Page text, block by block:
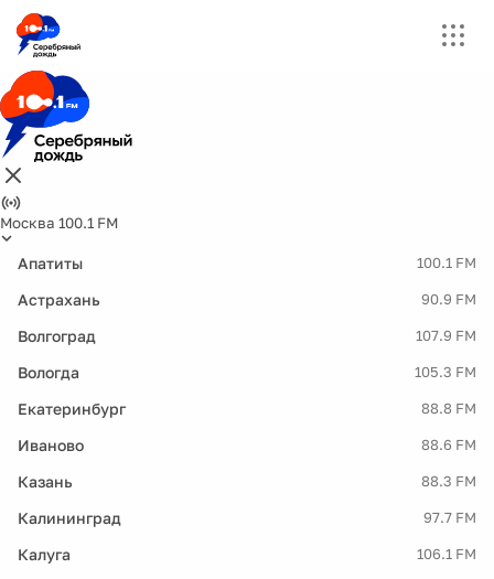
Москва 100.1 FM
Апатиты 100.1 FM
Астрахань 90.9 FM
Волгоград 107.9 FM
Вологда 105.3 FM
Екатеринбург 88.8 FM
Иваново 88.6 FM
Казань 88.3 FM
Калининград 97.7 FM
Калуга 106.1 FM